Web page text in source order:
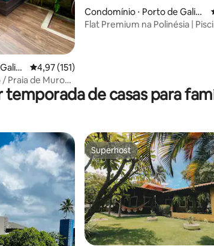
avaliações
4,97 de uma avaliação média de 5, 151
4,97 (151)
Condomínio ⋅ Porto de Galinh
as
Flat Premium na Polinésia |
de casas para
Superhost
Superhost